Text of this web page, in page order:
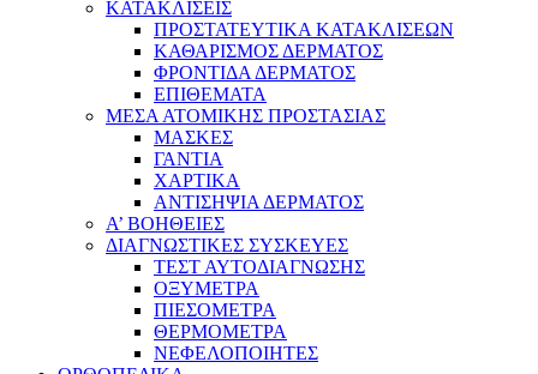
ΚΑΤΑΚΛΙΣΕΙΣ
ΠΡΟΣΤΑΤΕΥΤΙΚΑ ΚΑΤΑΚΛΙΣΕΩΝ
ΚΑΘΑΡΙΣΜΟΣ ΔΕΡΜΑΤΟΣ
ΦΡΟΝΤΙΔΑ ΔΕΡΜΑΤΟΣ
ΕΠΙΘΕΜΑΤΑ
ΜΕΣΑ ΑΤΟΜΙΚΗΣ ΠΡΟΣΤΑΣΙΑΣ
ΜΑΣΚΕΣ
ΓΑΝΤΙΑ
ΧΑΡΤΙΚΑ
ΑΝΤΙΣΗΨΙΑ ΔΕΡΜΑΤΟΣ
Α’ ΒΟΗΘΕΙΕΣ
ΔΙΑΓΝΩΣΤΙΚΕΣ ΣΥΣΚΕΥΕΣ
ΤΕΣΤ ΑΥΤΟΔΙΑΓΝΩΣΗΣ
ΟΞΥΜΕΤΡΑ
ΠΙΕΣΟΜΕΤΡΑ
ΘΕΡΜΟΜΕΤΡΑ
ΝΕΦΕΛΟΠΟΙΗΤΕΣ